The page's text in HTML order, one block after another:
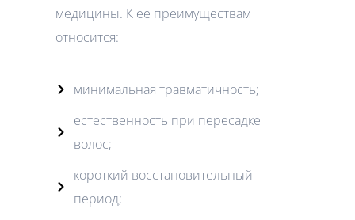
медицины. К ее преимуществам
относится:
минимальная травматичность;
естественность при пересадке
волос;
короткий восстановительный
период;